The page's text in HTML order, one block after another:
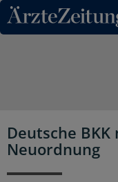
Direkt zum
Deutsche BKK
Neuordnung